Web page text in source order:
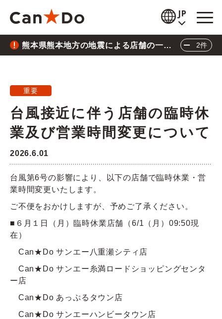
JP
閲覧補助
商品情報
店舗検索
企業情報
IR情報
お問い合わせ
熊本県熊本地方の地震による店舗の一時
休業について
2件
熊本県熊本地方の地震による店舗の一時休業に
2026.6.26 重要
三陸沖地震の影響による店舗の臨時休業につい
て
閉じる
重要
台風接近に伴う店舗の臨時休
業及び営業時間変更について
2026.6.01
台風第6号の影響により、以下の店舗で臨時休業・営
業時間変更いたします。
ご不便をおかけしますが、予めご了承ください。
■６月１日（月）臨時休業店舗（6/1（月）09:50現
在）
Can★Do サンエー八重瀬シティ店
Can★Do サンエー糸満ロードショッピングセンタ
ー店
Can★Do あっぷるタウン店
Can★Do サンエーハンビータウン店